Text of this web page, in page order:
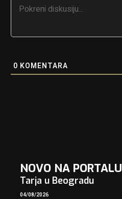
0 KOMENTARA
NOVO NA PORTALU
Tarja u Beogradu
04/08/2026